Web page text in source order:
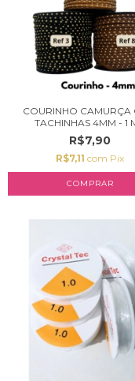
COURINHO CAMURÇA
TACHINHAS 4MM - 1
R$7,90
R$7,11 com Pix
COMPRAR